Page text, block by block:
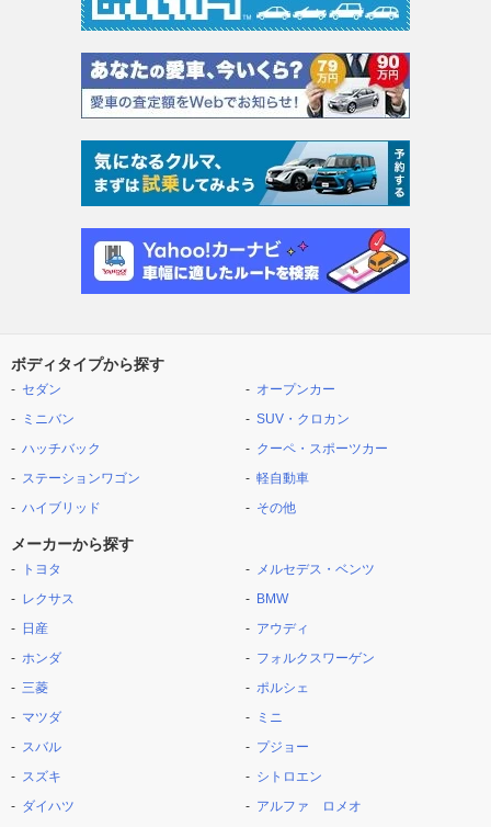
ボディタイプから探す
セダン
ミニバン
ハッチバック
ステーションワゴン
ハイブリッド
オープンカー
SUV・クロカン
クーペ・スポーツカー
軽自動車
その他
メーカーから探す
トヨタ
レクサス
日産
ホンダ
三菱
マツダ
スバル
スズキ
ダイハツ
メルセデス・ベンツ
BMW
アウディ
フォルクスワーゲン
ポルシェ
ミニ
プジョー
シトロエン
アルファ ロメオ